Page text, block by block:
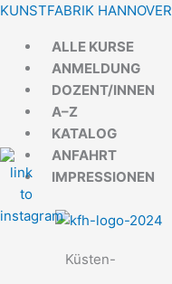
Zum
springen
KUNSTFABRIK HANNOVER
Menü
ALLE KURSE
ANMELDUNG
DOZENT/INNEN
A–Z
KATALOG
ANFAHRT
IMPRESSIONEN
Küsten-
Menü